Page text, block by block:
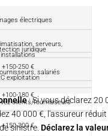
électriques
serveurs,
installations
+150-250 €
juridique
salariés
+100-180 €
exploitation
clients/fournisseurs
+150-300 €
: Si vous déclarez 20
40 000 €, l'assureur
sinistre. Déclarez la